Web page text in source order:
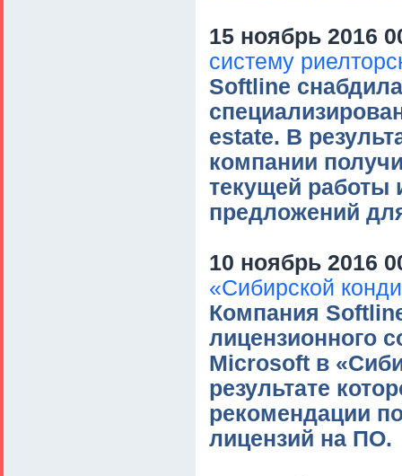
15 ноябрь 2016
систему
Softline
estate. В
компании
текущей работы
предложений
10 ноябрь 2016
«Сибирской
Компания
лицензионного
Microsoft в
результате
рекомендации
лицензий на ПО.